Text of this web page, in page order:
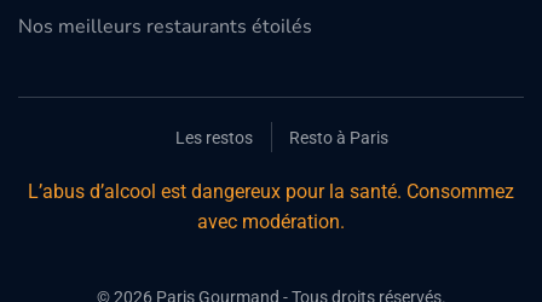
Nos meilleurs restaurants étoilés
Les restos Resto à Paris
L’abus d’alcool est dangereux pour la santé. Consommez
avec modération.
©2026Paris Gourmand - Tous droits réservés.